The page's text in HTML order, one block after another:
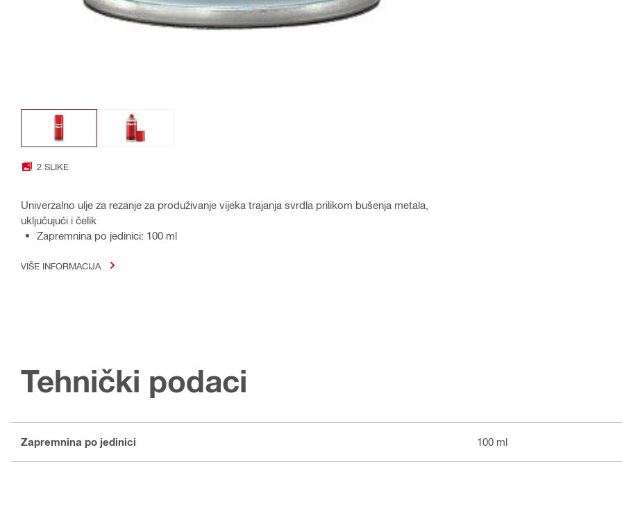
2 SLIKE
Univerzalno ulje za rezanje za produživanje vijeka trajanja svrdla prilikom bušenja metala,
uključujući i čelik
Zapremnina po jedinici: 100 ml
VIŠE INFORMACIJA
Tehnički podaci
Zapremnina po jedinici 100 ml